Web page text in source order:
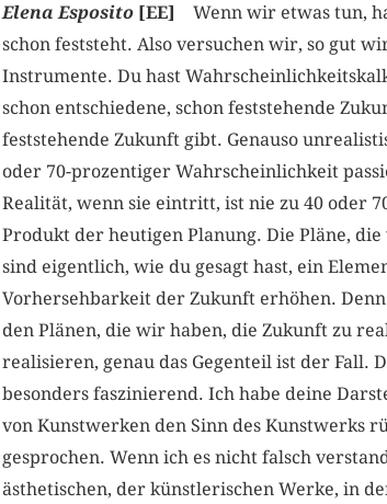
Elena Esposito[EE] Wenn wir etwas tun,
schon feststeht. Also versuchen wir, so gut
Instrumente. Du hast
schon entschiedene, schon feststehende
feststehende Zukunft gibt. Genauso
oder 70-prozentiger Wahrscheinlichkeit
Realität, wenn sie eintritt, ist nie zu 40 oder
Produkt der heutigen Planung. Die Pläne,
sind eigentlich, wie du gesagt hast, ein
Vorhersehbarkeit der Zukunft erhöhen.
den Plänen, die wir haben, die Zukunft zu
realisieren, genau das Gegenteil ist der Fall.
besonders faszinierend. Ich habe deine
von Kunstwerken den Sinn des Kunstwerks
gesprochen. Wenn ich es nicht falsch
ästhetischen, der künstlerischen Werke, in